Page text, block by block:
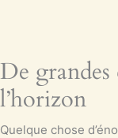
De grandes
l’horizon
Quelque chose